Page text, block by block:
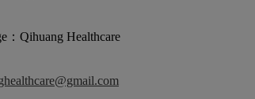
：Qihuang Healthcare